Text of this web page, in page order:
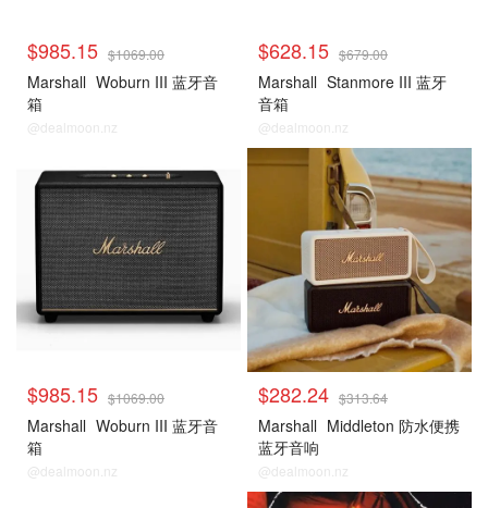
$985.15 $1069.00
Marshall Woburn III 蓝牙音
箱
@dealmoon.nz
$628.15 $679.00
Marshall Stanmore III 蓝牙
音箱
@dealmoon.nz
$985.15 $1069.00
Marshall Woburn III 蓝牙音
箱
@dealmoon.nz
$282.24 $313.64
Marshall Middleton 防水便携
蓝牙音响
@dealmoon.nz